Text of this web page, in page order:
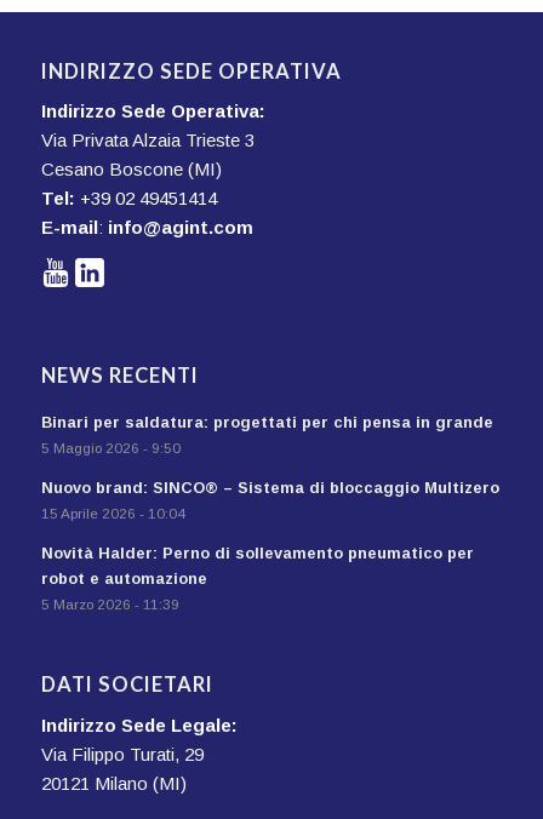
INDIRIZZO SEDE OPERATIVA
Indirizzo Sede Operativa:
Via Privata Alzaia Trieste 3
Cesano Boscone (MI)
Tel: +39 02 49451414
E-mail: info@agint.com
NEWS RECENTI
Binari per saldatura: progettati per chi pensa in grande
5 Maggio 2026 - 9:50
Nuovo brand: SINCO® – Sistema di bloccaggio Multizero
15 Aprile 2026 - 10:04
Novità Halder: Perno di sollevamento pneumatico per
robot e automazione
5 Marzo 2026 - 11:39
DATI SOCIETARI
Indirizzo Sede Legale:
Via Filippo Turati, 29
20121 Milano (MI)